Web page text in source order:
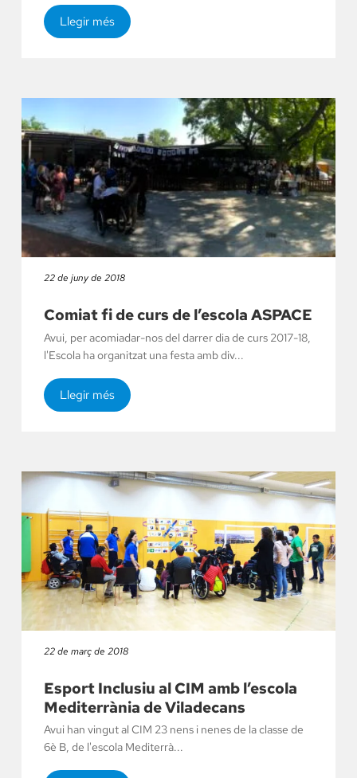
Llegir més
22 de juny de 2018
Comiat fi de curs de l’escola ASPACE
Avui, per acomiadar-nos del darrer dia de curs 2017-18,
l'Escola ha organitzat una festa amb div...
Llegir més
22 de març de 2018
Esport Inclusiu al CIM amb l’escola
Mediterrània de Viladecans
Avui han vingut al CIM 23 nens i nenes de la classe de
6è B, de l'escola Mediterrà...